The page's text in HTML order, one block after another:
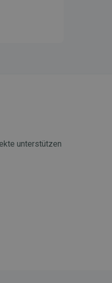
unterstützen